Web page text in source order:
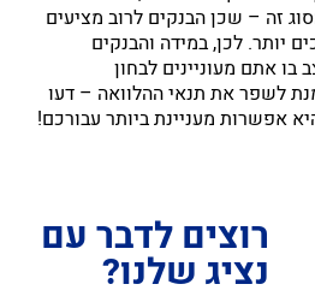
זה – שכן הבנקים לרוב מציעים
יותר. לכן, במידה והבנקים
אתם מעוניינים לבחון
לשפר את תנאי ההלוואה – דעו
אפשרות מעניינת ביותר עבורכם!
רוצים לדבר עם
נציג שלנו?